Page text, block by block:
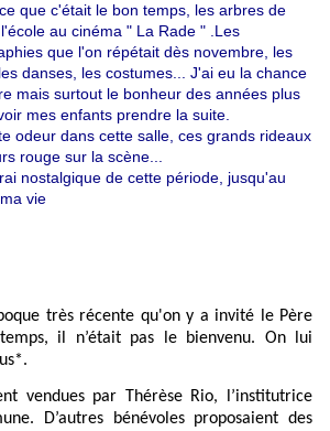
que c'était le bon temps, les arbres de
au cinéma " La Rade " .Les
que l'on répétait dès novembre, les
danses, les costumes... J'ai eu la chance
mais surtout le bonheur des années plus
mes enfants prendre la suite.
odeur dans cette salle, ces grands rideaux
rouge sur la scène...
nostalgique de cette période, jusqu'au
vie
très récente qu'on y a invité le Père
il n’était pas le bienvenu. On lui
vendues par Thérèse Rio, l’institutrice
D’autres bénévoles proposaient des